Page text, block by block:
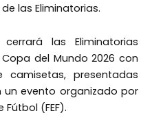
las Eliminatorias.
las Eliminatorias
del Mundo 2026 con
presentadas
un evento organizado por
(FEF).